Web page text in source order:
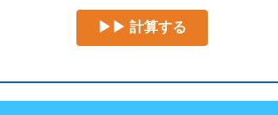
▶▶ 計算する